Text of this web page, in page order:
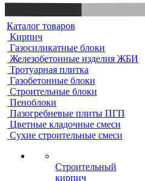
Каталог товаров
Кирпич
Газосиликатные блоки
Железобетонные изделия ЖБИ
Тротуарная плитка
Газобетонные блоки
Строительные блоки
Пеноблоки
Пазогребневые плиты ПГП
Цветные кладочные смеси
Сухие строительные смеси
Строительный
кирпич